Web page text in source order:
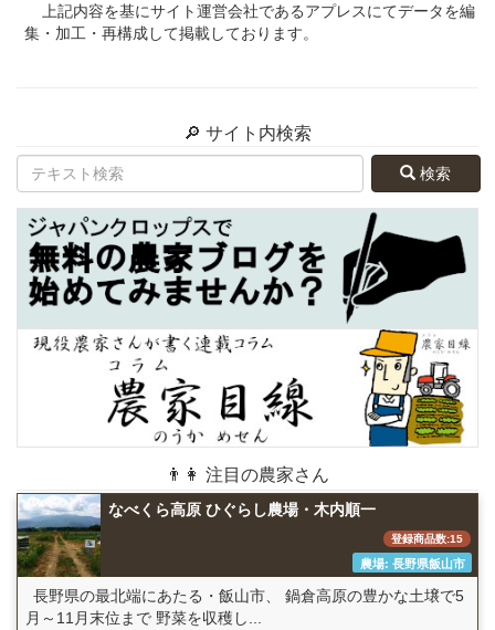
上記内容を基にサイト運営会社であるアプレスにてデータを編
集・加工・再構成して掲載しております。
🔎 サイト内検索
検索
👨👩 注目の農家さん
なべくら高原 ひぐらし農場・木内順一
登録商品数:15
農場: 長野県飯山市
長野県の最北端にあたる・飯山市、 鍋倉高原の豊かな土壌で5
月～11月末位まで 野菜を収穫し...